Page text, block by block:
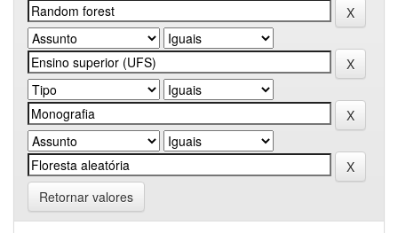
Retornar valores